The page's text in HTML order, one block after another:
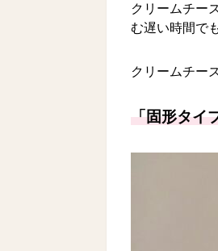
クリームチー
む遅い時間で
クリームチー
「固形タイ